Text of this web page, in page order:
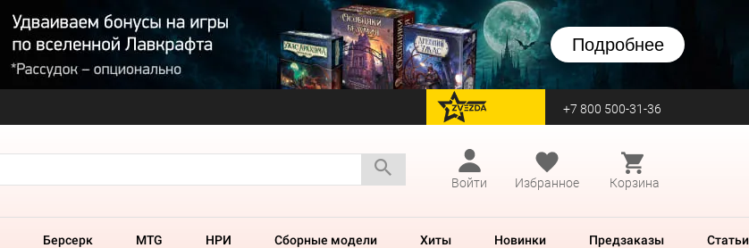
Подробнее
перейти на Zvezda +7 800 500-31-36
Войти
Избранное Корзина
Берсерк MTG НРИ Сборные модели Хиты Новинки Предзаказы Статьи